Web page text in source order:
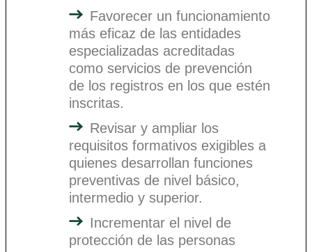
Favorecer un funcionamiento
más eficaz de las entidades
especializadas acreditadas
como servicios de prevención
de los registros en los que estén
inscritas.
Revisar y ampliar los
requisitos formativos exigibles a
quienes desarrollan funciones
preventivas de nivel básico,
intermedio y superior.
Incrementar el nivel de
protección de las personas